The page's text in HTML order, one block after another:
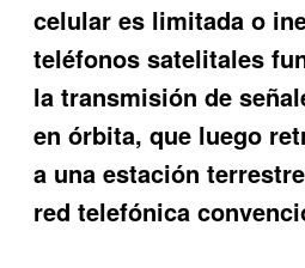
celular es limitada o
teléfonos satelitales
la transmisión de
en órbita, que luego
a una estación
red telefónica